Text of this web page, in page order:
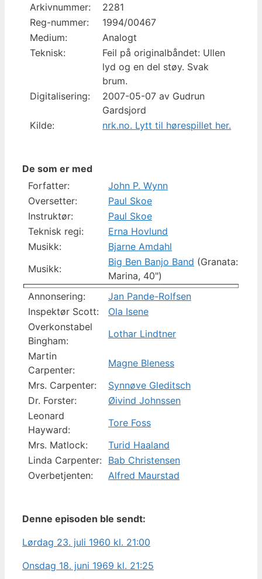
Arkivnummer:
2281
Reg-nummer:
1994/00467
Medium:
Analogt
Teknisk:
Feil på originalbåndet: Ullen
lyd og en del støy. Svak
brum.
Digitalisering:
2007-05-07 av Gudrun
Gardsjord
Kilde:
nrk.no. Lytt til hørespillet her.
De som er med
Forfatter:
John P. Wynn
Oversetter:
Paul Skoe
Instruktør:
Paul Skoe
Teknisk regi:
Erna Hovlund
Musikk:
Bjarne Amdahl
Musikk:
Big Ben Banjo Band (Granata:
Marina, 40")
Annonsering:
Jan Pande-Rolfsen
Inspektør Scott:
Ola Isene
Overkonstabel
Bingham:
Lothar Lindtner
Martin
Carpenter:
Magne Bleness
Mrs. Carpenter:
Synnøve Gleditsch
Dr. Forster:
Øivind Johnssen
Leonard
Hayward:
Tore Foss
Mrs. Matlock:
Turid Haaland
Linda Carpenter:
Bab Christensen
Overbetjenten:
Alfred Maurstad
Denne episoden ble sendt:
Lørdag 23. juli 1960 kl. 21:00
Onsdag 18. juni 1969 kl. 21:25